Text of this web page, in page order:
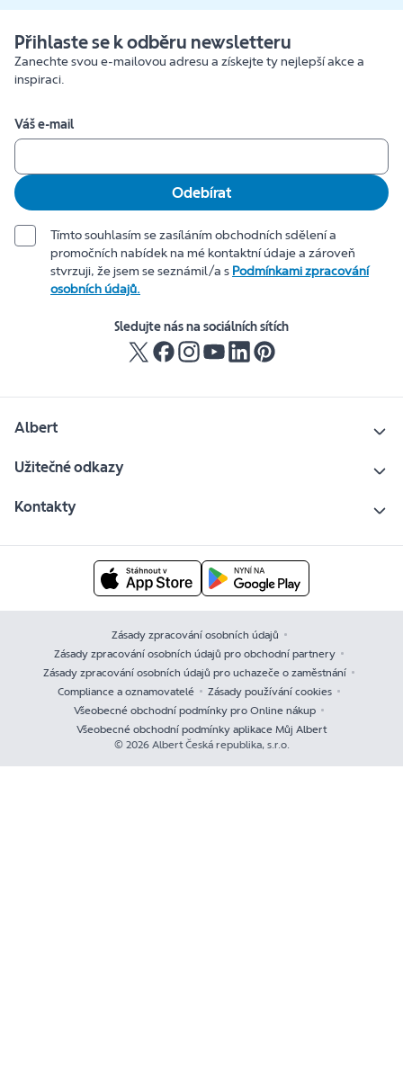
Přihlaste se k odběru newsletteru
Zanechte svou e-mailovou adresu a získejte ty nejlepší akce a
inspiraci.
Váš e-mail
Odebírat
Tímto souhlasím se zasíláním obchodních sdělení a
promočních nabídek na mé kontaktní údaje a zároveň
stvrzuji, že jsem se seznámil/a s Podmínkami zpracování
osobních údajů.
Sledujte nás na sociálních sítích
Albert
Užitečné odkazy
Kontakty
Zásady zpracování osobních údajů
Zásady zpracování osobních údajů pro obchodní partnery
Zásady zpracování osobních údajů pro uchazeče o zaměstnání
Compliance a oznamovatelé
Zásady používání cookies
Všeobecné obchodní podmínky pro Online nákup
Všeobecné obchodní podmínky aplikace Můj Albert
© 2026 Albert Česká republika, s.r.o.